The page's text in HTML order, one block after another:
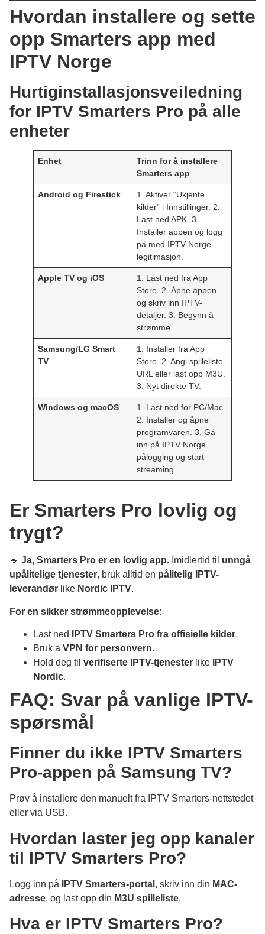
Hvordan installere og sette
opp Smarters app med
IPTV Norge
Hurtiginstallasjonsveiledning
for IPTV Smarters Pro på alle
enheter
Enhet
Trinn for å installere
Smarters app
Android og Firestick
1. Aktiver “Ukjente
kilder” i Innstillinger. 2.
Last ned APK. 3.
Installer appen og logg
på med IPTV Norge-
legitimasjon.
Apple TV og iOS
1. Last ned fra App
Store. 2. Åpne appen
og skriv inn IPTV-
detaljer. 3. Begynn å
strømme.
Samsung/LG Smart
TV
1. Installer fra App
Store. 2. Angi spilleliste-
URL eller last opp M3U.
3. Nyt direkte TV.
Windows og macOS
1. Last ned for PC/Mac.
2. Installer og åpne
programvaren. 3. Gå
inn på IPTV Norge
pålogging og start
streaming.
Er Smarters Pro lovlig og
trygt?
🔹 Ja, Smarters Pro er en lovlig app. Imidlertid til unngå
upålitelige tjenester, bruk alltid en pålitelig IPTV-
leverandør like Nordic IPTV.
For en sikker strømmeopplevelse:
Last ned IPTV Smarters Pro fra offisielle kilder.
Bruk a VPN for personvern.
Hold deg til verifiserte IPTV-tjenester like
IPTV
Nordic.
FAQ: Svar på vanlige IPTV-
spørsmål
Finner du ikke IPTV Smarters
Pro-appen på Samsung TV?
Prøv å installere den manuelt fra IPTV Smarters-nettstedet
eller via USB.
Hvordan laster jeg opp kanaler
til IPTV Smarters Pro?
Logg inn på IPTV Smarters-portal , skriv inn din MAC-
adresse, og last opp din M3U spilleliste.
Hva er IPTV Smarters Pro?